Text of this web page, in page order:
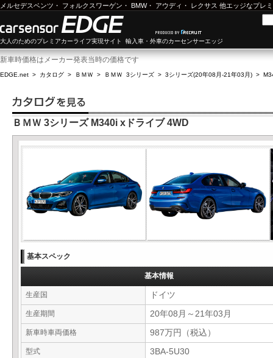
メルセデスベンツ ・ フォルクスワーゲン ・ BMW・ アウディ ・ レクサス 他エッジなプレ
大人のためのプレミアカーライフ実現サイト 輸入車・外車のカーセンサーエッジ
新車時価格はメーカー発表当時の価格です
EDGE.net > カタログ > ＢＭＷ > ＢＭＷ 3シリーズ > 3シリーズ(20年08月-21年03月) >
ＢＭＷ 3シリーズ M340i xドライブ 4WD
基本スペック
基本情報
生産国 ドイツ
生産期間 20年08月～21年03月
新車時車両価格 987万円（税込）
型式 3BA-5U30